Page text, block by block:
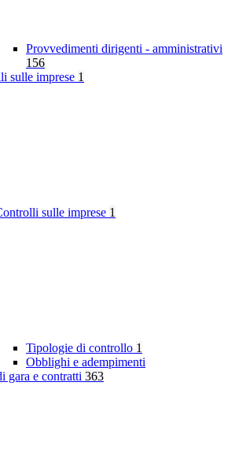
Provvedimenti dirigenti - amministrativi
156
sulle imprese 1
sulle imprese 1
Tipologie di controllo 1
Obblighi e adempimenti
gara e contratti 363